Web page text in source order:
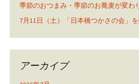
季節のおつまみ・季節のお蕎麦が変わ
7月11日（土）「日本橋つかさの会」を
アーカイブ